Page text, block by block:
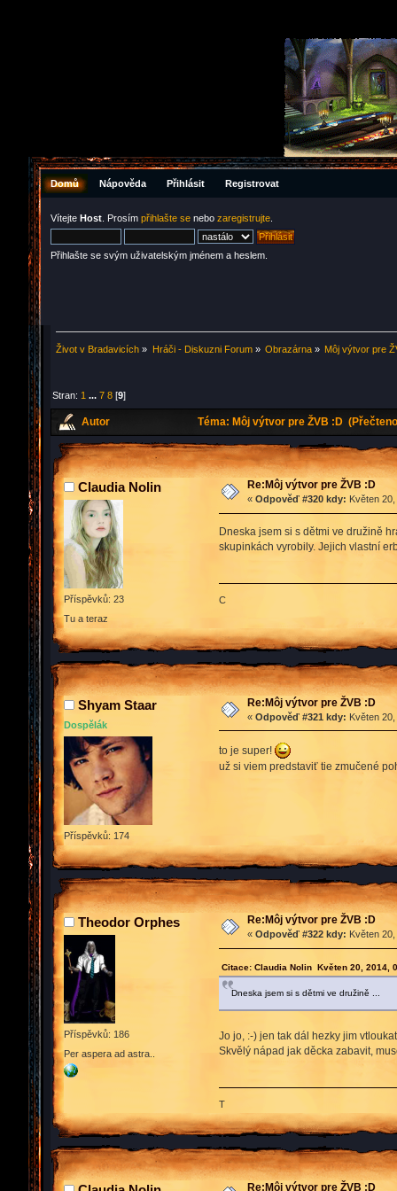
Domů Nápověda Přihlásit Registrovat
Vítejte Host . Prosím přihlašte se nebo zaregistrujte
Přihlašte se svým uživatelským jménem a heslem.
Život v Bradavicích » Hráči - Diskuzni Forum» Obrazárna» Môj výtvor pre
Stran: 1 ...7 8 [9]
Autor Téma: Môj výtvor pre ŽVB :D
Claudia Nolin
Příspěvků: 23
Tu a teraz
Re:Môj výtvor pre ŽVB :D
« Odpověď #320 kdy: Květen
Dneska jsem si s dětmi ve družině
skupinkách vyrobily. Jejich vlastní
C
Shyam Staar
Dospělák
Příspěvků: 174
Re:Môj výtvor pre ŽVB :D
« Odpověď #321 kdy: Květen
to je super!
už si viem predstaviť tie zmučené
Theodor Orphes
Příspěvků: 186
Per aspera ad astra..
Re:Môj výtvor pre ŽVB :D
« Odpověď #322 kdy: Květen
Citace: Claudia Nolin Květen 20, 2014,
Dneska jsem si s dětmi ve družině ...
Jo jo, :-) jen tak dál hezky jim
Skvělý nápad jak děcka zabavit,
T
Re:Môj výtvor pre ŽVB :D